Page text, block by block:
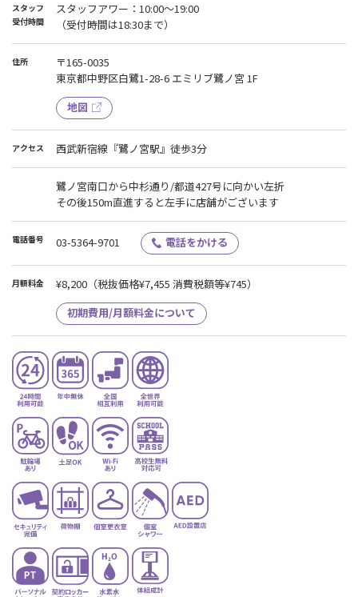
スタッフ
受付時間
スタッフアワー：10:00～19:00
（受付時間は18:30まで）
住所
〒165-0035
東京都中野区白鷺1-28-6 エミリブ鷺ノ宮 1F
地図
アクセス 西武新宿線『鷺ノ宮駅』徒歩3分
鷺ノ宮南口から中杉通り/都道427号に向かい左折
その後150m直進すると左手に店舗がございます
電話番号 03-5364-9701 電話をかける
月額料金 ¥8,200 （税抜価格¥7,455 消費税額等¥745）
初期費用/月額料金について